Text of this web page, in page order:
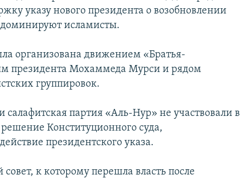
указу нового президента о возобновлении
исламисты.
организована движением «Братья-
президента Мохаммеда Мурси и рядом
группировок.
партия «Аль-Нур» не участвовали в
Конституционного суда,
президентского указа.
к которому перешла власть после